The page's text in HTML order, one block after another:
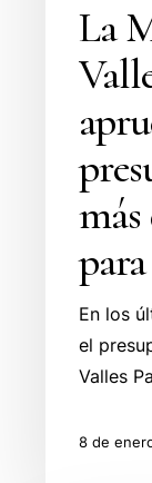
400.000
eurosLa
más
En los
el
Valles
8 de